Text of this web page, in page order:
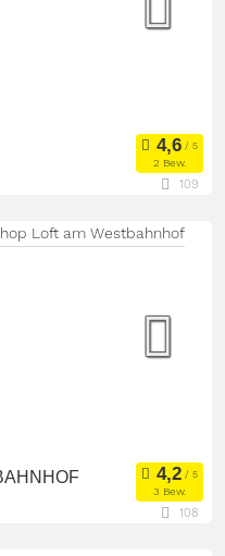
2 Bew.
Eventlocation
109
3 Bew.
108